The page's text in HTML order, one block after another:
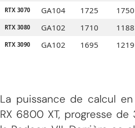
RTX 3070 GA104 1725 1750
RTX 3080 GA102 1710 1188
RTX 3090 GA102 1695 1219
La puissance de calcul
RX 6800 XT, progresse